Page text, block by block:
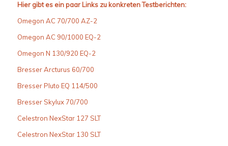
Hier gibt es ein paar Links zu konkreten Testberichten:
Omegon AC 70/700 AZ-2
Omegon AC 90/1000 EQ-2
Omegon N 130/920 EQ-2
Bresser Arcturus 60/700
Bresser Pluto EQ 114/500
Bresser Skylux 70/700
Celestron NexStar 127 SLT
Celestron NexStar 130 SLT